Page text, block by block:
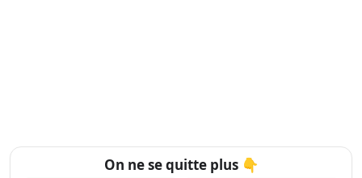
On ne se quitte plus 👇